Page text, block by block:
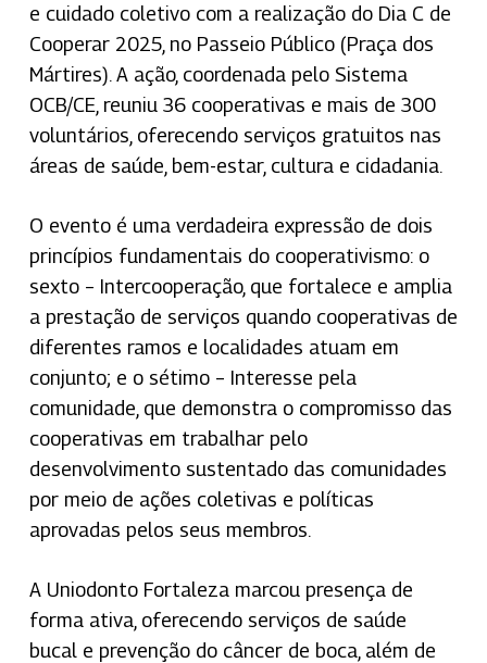
e cuidado coletivo com a realização do Dia C de
Cooperar 2025, no Passeio Público (Praça dos
Mártires). A ação, coordenada pelo Sistema
OCB/CE, reuniu 36 cooperativas e mais de 300
voluntários, oferecendo serviços gratuitos nas
áreas de saúde, bem-estar, cultura e cidadania.
O evento é uma verdadeira expressão de dois
princípios fundamentais do cooperativismo: o
sexto – Intercooperação, que fortalece e amplia
a prestação de serviços quando cooperativas de
diferentes ramos e localidades atuam em
conjunto; e o sétimo – Interesse pela
comunidade, que demonstra o compromisso das
cooperativas em trabalhar pelo
desenvolvimento sustentado das comunidades
por meio de ações coletivas e políticas
aprovadas pelos seus membros.
A Uniodonto Fortaleza marcou presença de
forma ativa, oferecendo serviços de saúde
bucal e prevenção do câncer de boca, além de